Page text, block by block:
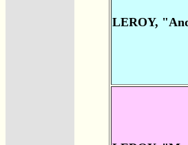
LEROY,